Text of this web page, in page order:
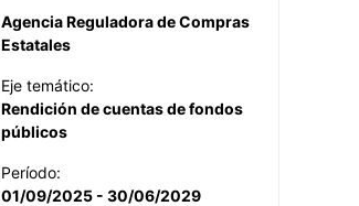
Agencia Reguladora de Compras
Estatales
Eje temático:
Rendición de cuentas de fondos
públicos
Período:
01/09/2025 - 30/06/2029